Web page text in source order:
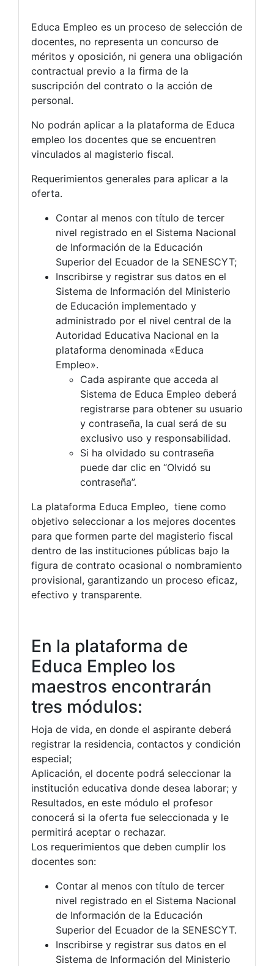
Educa Empleo es un proceso de selección de
docentes, no representa un concurso de
méritos y oposición, ni genera una obligación
contractual previo a la firma de la
suscripción del contrato o la acción de
personal.
No podrán aplicar a la plataforma de Educa
empleo los docentes que se encuentren
vinculados al magisterio fiscal.
Requerimientos generales para aplicar a la
oferta.
Contar al menos con título de tercer
nivel registrado en el Sistema Nacional
de Información de la Educación
Superior del Ecuador de la SENESCYT;
Inscribirse y registrar sus datos en el
Sistema de Información del Ministerio
de Educación implementado y
administrado por el nivel central de la
Autoridad Educativa Nacional en la
plataforma denominada «Educa
Empleo».
Cada aspirante que acceda al
Sistema de Educa Empleo deberá
registrarse para obtener su usuario
y contraseña, la cual será de su
exclusivo uso y responsabilidad.
Si ha olvidado su contraseña
puede dar clic en “Olvidó su
contraseña”.
La plataforma Educa Empleo, tiene como
objetivo seleccionar a los mejores docentes
para que formen parte del magisterio fiscal
dentro de las instituciones públicas bajo la
figura de contrato ocasional o nombramiento
provisional, garantizando un proceso eficaz,
efectivo y transparente.
En la plataforma de
Educa Empleo los
maestros encontrarán
tres módulos:
Hoja de vida, en donde el aspirante deberá
registrar la residencia, contactos y condición
especial;
Aplicación, el docente podrá seleccionar la
institución educativa donde desea laborar; y
Resultados, en este módulo el profesor
conocerá si la oferta fue seleccionada y le
permitirá aceptar o rechazar.
Los requerimientos que deben cumplir los
docentes son:
Contar al menos con título de tercer
nivel registrado en el Sistema Nacional
de Información de la Educación
Superior del Ecuador de la SENESCYT.
Inscribirse y registrar sus datos en el
Sistema de Información del Ministerio